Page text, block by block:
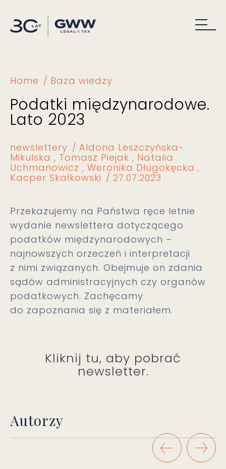
Home Baza wiedzy
Podatki międzynarodowe.
Lato 2023
newslettery
Aldona Leszczyńska-
Mikulska
Tomasz Piejak
Natalia
Uchmanowicz
Weronika Długokęcka
Kacper Skałkowski
27.07.2023
Przekazujemy na Państwa ręce letnie
wydanie newslettera dotyczącego
podatków międzynarodowych –
najnowszych orzeczeń i interpretacji
z nimi związanych. Obejmuje on zdania
sądów administracyjnych czy organów
podatkowych. Zachęcamy
do zapoznania się z materiałem.
Kliknij tu, aby pobrać
newsletter.
Autorzy